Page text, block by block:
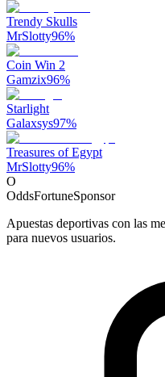
Trendy Skulls
MrSlotty96%
Coin Win 2
Gamzix96%
Starlight
Galaxsys97%
Treasures of Egypt
MrSlotty96%
O
OddsFortuneSponsor
Apuestas deportivas con las
para nuevos usuarios.